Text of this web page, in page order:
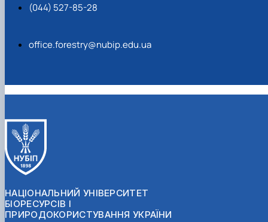
(044) 527-85-28
office.forestry@nubip.edu.ua
НАЦІОНАЛЬНИЙ УНІВЕРСИТЕТ
БІОРЕСУРСІВ І
ПРИРОДОКОРИСТУВАННЯ УКРАЇНИ